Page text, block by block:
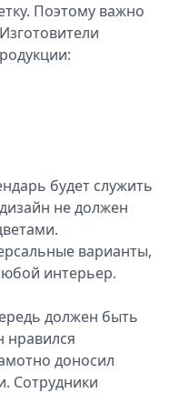
Поэтому важно
будет служить
не должен
варианты,
интерьер.
должен быть
доносил
Сотрудники